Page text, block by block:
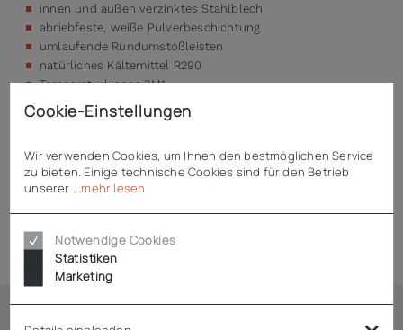
innen und außen verzinktes Stahlblech
abriebfeste, weiße Pulverbeschichtung
umlaufende Rundumstoßleisten
natürliches Kältemittel R290
Temperaturklasse 3M1
Technische Daten
Downloads
Cookie-Einstellungen
Wir verwenden Cookies, um Ihnen den bestmöglichen Service
zu bieten. Einige technische Cookies sind für den Betrieb
unserer ...mehr lesen
Notwendige Cookies
Statistiken
Marketing